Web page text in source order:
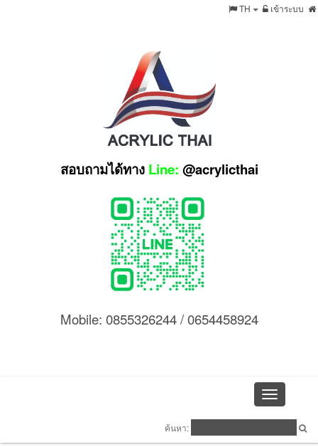
เข้าระบบ
TH
สอบถามได้ทางLine: @acrylicthai
Mobile: 0855326244 / 0654458924
Toggle
navigation
ค้นหา: